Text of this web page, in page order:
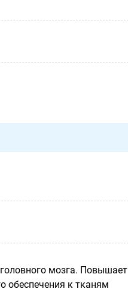
мозга. Повышает
обеспечения к тканям